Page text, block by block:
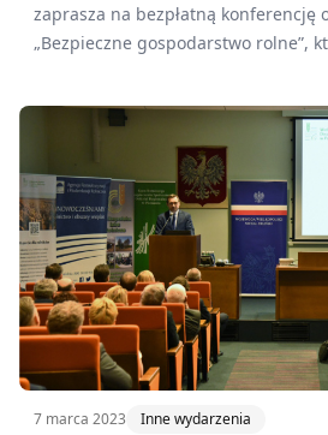
zaprasza na bezpłatną konferencję
„Bezpieczne gospodarstwo rolne”,
7 marca 2023 Inne wydarzenia